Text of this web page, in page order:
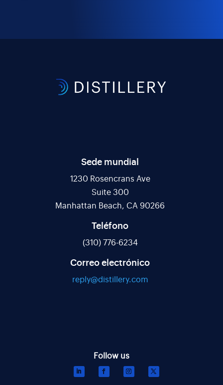
Sede mundial
1230 Rosencrans Ave
Suite 300
Manhattan Beach, CA 90266
Teléfono
(310) 776-6234
Correo electrónico
reply@distillery.com